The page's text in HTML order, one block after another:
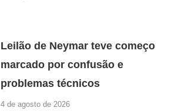
Leilão de Neymar teve começo
marcado por confusão e
problemas técnicos
4 de agosto de 2026